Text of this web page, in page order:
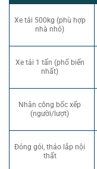
Xe tải 500kg (phù hợp
nhà nhỏ)
Xe tải 1 tấn (phổ biến
nhất)
Nhân công bốc xếp
(người/lượt)
Đóng gói, tháo lắp nội
thất